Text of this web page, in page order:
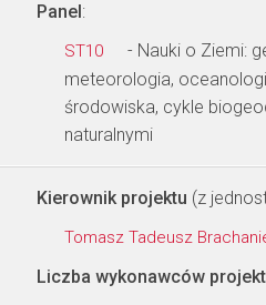
Panel:
ST10
- Nauki o Ziemi:
meteorologia,
środowiska, cykle
naturalnymi
Kierownik projektu (z
Tomasz Tadeusz
Liczba wykonawców